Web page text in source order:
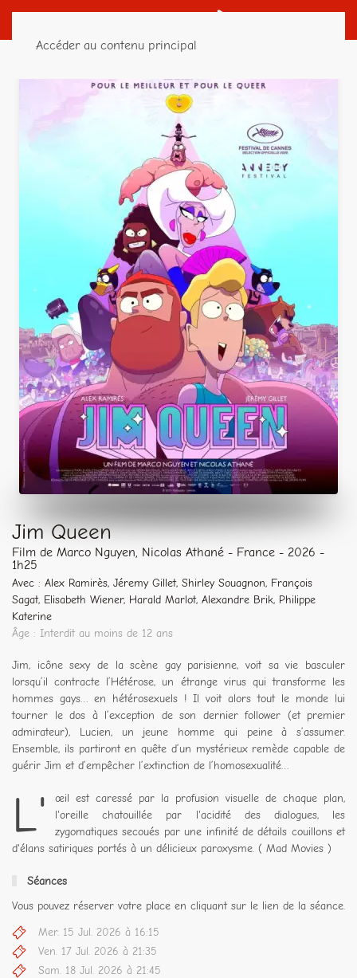
Accéder au contenu principal
Jim Queen
Film de Marco Nguyen, Nicolas Athané - France - 2026 -
1h25
Avec : Alex Ramirès, Jéremy Gillet, Shirley Souagnon, François
Sagat, Elisabeth Wiener, Harald Marlot, Alexandre Brik, Philippe
Katerine
Âge : Interdit au moins de 12 ans
Jim, icône sexy de la scène gay parisienne, voit sa vie basculer
lorsqu’il contracte l’Hétérose, un étrange virus qui transforme les
hommes gays… en hétérosexuels ! Il voit alors tout le monde lui
tourner le dos à l’exception de son dernier follower (et premier
admirateur), Lucien, un jeune homme qui peine à s’assumer.
Ensemble, ils partiront en quête d’un mystérieux remède capable de
guérir Jim et d’empêcher l’extinction de l’homosexualité…
L'
œil est caressé par la profusion visuelle de chaque plan,
l'oreille chatouillée par l'acidité des dialogues, les
zygomatiques secoués par une infinité de détails couillons et
d'élans satiriques portés à un délicieux paroxysme. ( Mad Movies )
Séances
Vous pouvez réserver votre place en cliquant sur le lien de la séance.
Mer. 15 Jul. 2026 à 16:15
Ven. 17 Jul. 2026 à 21:35
Sam. 18 Jul. 2026 à 21:45